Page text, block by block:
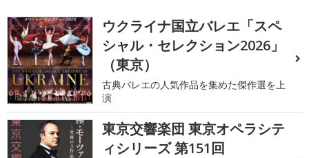
ウクライナ国立バレエ「スペ
シャル・セレクション2026」
（東京）
古典バレエの人気作品を集めた傑作選を上
演
東京交響楽団 東京オペラシテ
ィシリーズ 第151回